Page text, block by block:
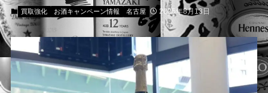
買取強化 お酒キャンペーン情報 名古屋 2025年8月13日